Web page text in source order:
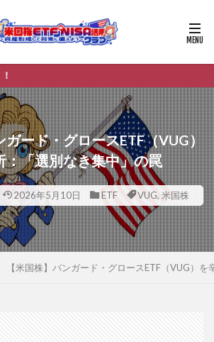
ガード・グロースETF（VUG）
：「選別なき集中」の罠
2026年5月10日 ETF VUG, 米国株
【米国株】バンガード・グロースETF（VUG）